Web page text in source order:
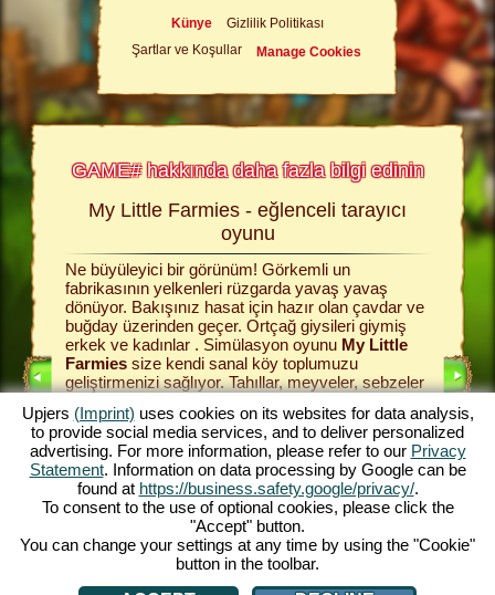
Künye
Gizlilik Politikası
Şartlar ve Koşullar
Manage Cookies
GAME# hakkında daha fazla bilgi edinin
oyunlar
My Little Farmies - eğlenceli tarayıcı
oyunu
Ne büyüleyici bir görünüm! Görkemli un
fabrikasının yelkenleri rüzgarda yavaş yavaş
dönüyor. Bakışınız hasat için hazır olan çavdar ve
buğday üzerinden geçer. Ortçağ giysileri giymiş
erkek ve kadınlar . Simülasyon oyunu My Little
Farmiessize kendi sanal köy toplumuzu
geliştirmenizi sağlıyor. Tahıllar, meyveler, sebzeler
yaparak verimli işlevlerini kullanın. My Little
Farmies size çok sayıda özellik ve işlev
sunmaktadır - ayrıca bu çiftlk oyununu oynamak
kesinlikle eğlenceli! Çiftlik oyunun büyüleyici
dünyasını yaşayın ve hemen şimdi oynayın!
Bu
Renkli
çayırı
bu köyü
edecek.
ve
Upjers (Imprint) uses cookies on its websites for data analysis,
to provide social media services, and to deliver personalized
advertising. For more information, please refer to our Privacy
Statement. Information on data processing by Google can be
found at https://business.safety.google/privacy/.
To consent to the use of optional cookies, please click the
"Accept" button.
You can change your settings at any time by using the "Cookie"
button in the toolbar.